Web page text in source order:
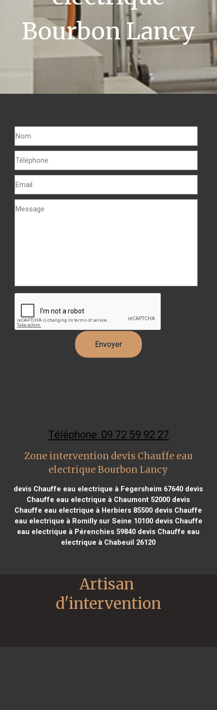
Bourbon Lancy
Téléphone: 09 72 59 92 27
Zone intervention devis Chauffe eau
electrique Bourbon Lancy
devis Chauffe eau electrique à Fegersheim 67640 devis
Chauffe eau electrique à Chaumont 52000 devis
Chauffe eau electrique à Herbiers 85500 devis Chauffe
eau electrique à Romilly sur Seine 10100devis Chauffe
eau electrique à Pérenchies 59840 devis Chauffe eau
electrique à Chabeuil 26120
Artisan
d'intervention